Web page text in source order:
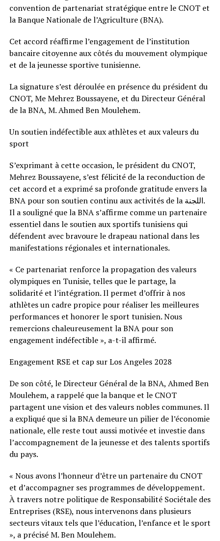
convention de partenariat stratégique entre le CNOT et
la Banque Nationale de l’Agriculture (BNA).
Cet accord réaffirme l’engagement de l’institution
bancaire citoyenne aux côtés du mouvement olympique
et de la jeunesse sportive tunisienne.
La signature s’est déroulée en présence du président du
CNOT, Me Mehrez Boussayene, et du Directeur Général
de la BNA, M. Ahmed Ben Moulehem.
Un soutien indéfectible aux athlètes et aux valeurs du
sport
S’exprimant à cette occasion, le président du CNOT,
Mehrez Boussayene, s’est félicité de la reconduction de
cet accord et a exprimé sa profonde gratitude envers la
BNA pour son soutien continu aux activités de la اللجنة.
Il a souligné que la BNA s’affirme comme un partenaire
essentiel dans le soutien aux sportifs tunisiens qui
défendent avec bravoure le drapeau national dans les
manifestations régionales et internationales.
« Ce partenariat renforce la propagation des valeurs
olympiques en Tunisie, telles que le partage, la
solidarité et l’intégration. Il permet d’offrir à nos
athlètes un cadre propice pour réaliser les meilleures
performances et honorer le sport tunisien. Nous
remercions chaleureusement la BNA pour son
engagement indéfectible », a-t-il affirmé.
Engagement RSE et cap sur Los Angeles 2028
De son côté, le Directeur Général de la BNA, Ahmed Ben
Moulehem, a rappelé que la banque et le CNOT
partagent une vision et des valeurs nobles communes. Il
a expliqué que si la BNA demeure un pilier de l’économie
nationale, elle reste tout aussi motivée et investie dans
l’accompagnement de la jeunesse et des talents sportifs
du pays.
« Nous avons l’honneur d’être un partenaire du CNOT
et d’accompagner ses programmes de développement.
À travers notre politique de Responsabilité Sociétale des
Entreprises (RSE), nous intervenons dans plusieurs
secteurs vitaux tels que l’éducation, l’enfance et le sport
», a précisé M. Ben Moulehem.